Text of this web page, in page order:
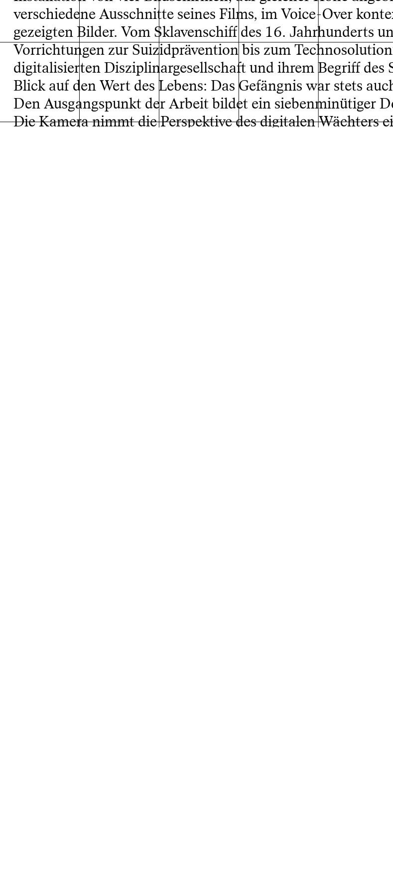
verschiedene Ausschnitte seines Films, im Voice-Over
gezeigten Bilder. Vom Sklavenschiff des 16. Jahrhunderts
Vorrichtungen zur Suizidprävention bis zum
digitalisierten Disziplinargesellschaft und ihrem Begriff des
Blick auf den Wert des Lebens: Das Gefängnis war stets
Den Ausgangspunkt der Arbeit bildet ein siebenminütiger
Die Kamera nimmt die Perspektive des digitalen Wächters
Projektarchiv